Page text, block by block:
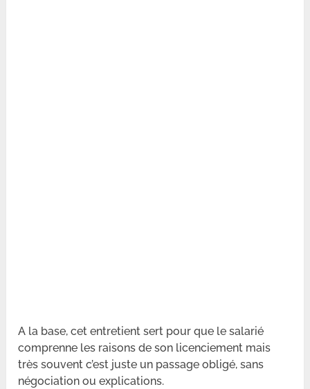
A la base, cet entretient sert pour que le salarié
comprenne les raisons de son licenciement mais
très souvent c’est juste un passage obligé, sans
négociation ou explications.